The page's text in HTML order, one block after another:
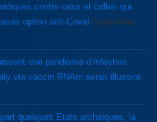
contre ceux et celles qui
option anti-Covid September
une pandémie d’infection
via vaccin RNAm serait illusoire